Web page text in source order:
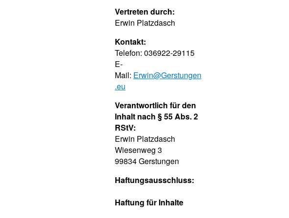
Vertreten durch:
Erwin Platzdasch
Kontakt:
Telefon: 036922-29115
E-
Mail: Erwin@Gerstungen
.eu
Verantwortlich für den
Inhalt nach § 55 Abs. 2
RStV:
Erwin Platzdasch
Wiesenweg 3
99834 Gerstungen
Haftungsausschluss:
Haftung für Inhalte